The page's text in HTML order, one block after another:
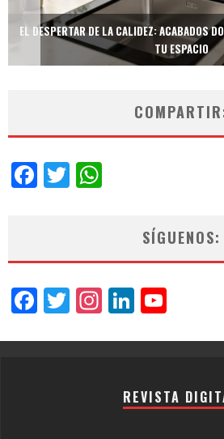
EL DESPERTAR DE LA CALIDEZ: ACABADOS
TU ESPACIO
Facebook
Twitter
SÍGUENOS:
Facebook
Twitter
Instagram
LinkedIn
REVISTA